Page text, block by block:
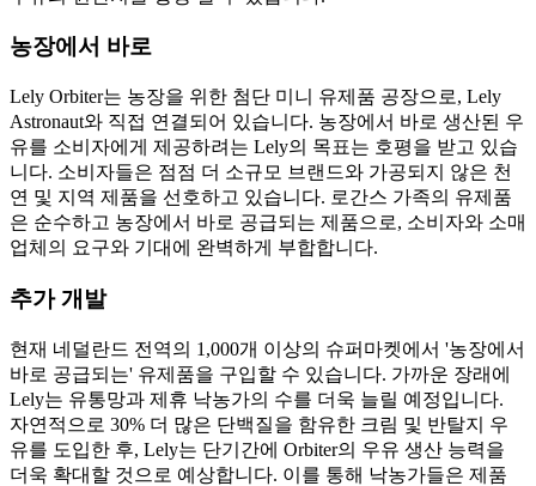
농장에서 바로
Lely Orbiter는 농장을 위한 첨단 미니 유제품 공장으로, Lely
Astronaut와 직접 연결되어 있습니다. 농장에서 바로 생산된 우
유를 소비자에게 제공하려는 Lely의 목표는 호평을 받고 있습
니다. 소비자들은 점점 더 소규모 브랜드와 가공되지 않은 천
연 및 지역 제품을 선호하고 있습니다. 로간스 가족의 유제품
은 순수하고 농장에서 바로 공급되는 제품으로, 소비자와 소매
업체의 요구와 기대에 완벽하게 부합합니다.
추가 개발
현재 네덜란드 전역의 1,000개 이상의 슈퍼마켓에서 '농장에서
바로 공급되는' 유제품을 구입할 수 있습니다. 가까운 장래에
Lely는 유통망과 제휴 낙농가의 수를 더욱 늘릴 예정입니다.
자연적으로 30% 더 많은 단백질을 함유한 크림 및 반탈지 우
유를 도입한 후, Lely는 단기간에 Orbiter의 우유 생산 능력을
더욱 확대할 것으로 예상합니다. 이를 통해 낙농가들은 제품